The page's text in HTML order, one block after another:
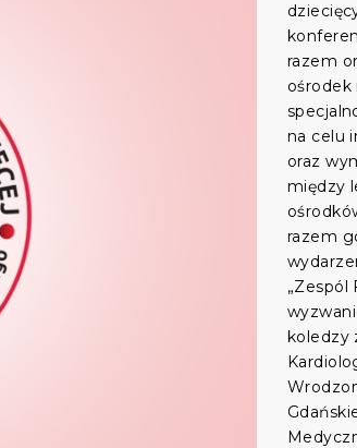
razem
na celu
oraz
między
razem
„Zespól
koledzy